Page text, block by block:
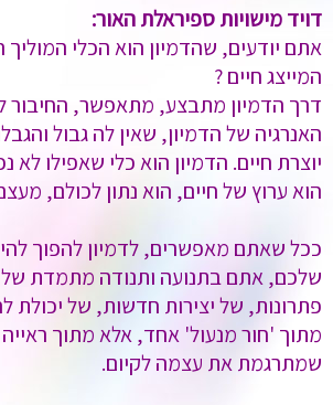
דויד מישויות ספיראלת האור:
אתם יודעים, שהדמיון הוא הכלי
המייצג חיים ?
דרך הדמיון מתבצע, מתאפשר, החיבור
האנרגיה של הדמיון, שאין לה גבול
יוצרת חיים. הדמיון הוא כלי שאפילו לא
הוא ערוץ של חיים, הוא נתון לכולם,
ככל שאתם מאפשרים, לדמיון להפוך
שלכם, אתם בתנועה ותנודה מתמדת של
פתרונות, של יצירות חדשות, של יכולת
מתוך 'חור מנעול' אחד, אלא מתוך
שמתרגמת את עצמה לקיום.